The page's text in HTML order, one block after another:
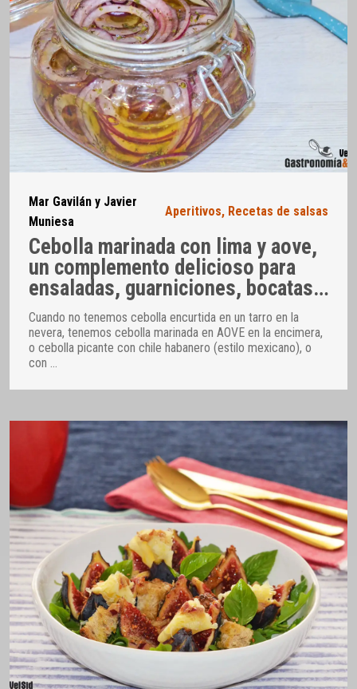
Mar Gavilán y Javier
Muniesa
Aperitivos, Recetas de salsas
Cebolla marinada con lima y aove,
un complemento delicioso para
ensaladas, guarniciones, bocatas…
Cuando no tenemos cebolla encurtida en un tarro en la
nevera, tenemos cebolla marinada en AOVE en la encimera,
o cebolla picante con chile habanero (estilo mexicano), o
con …